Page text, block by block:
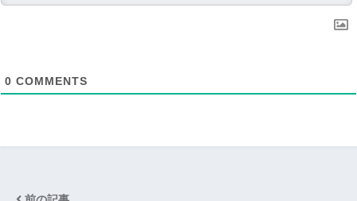
0 COMMENTS